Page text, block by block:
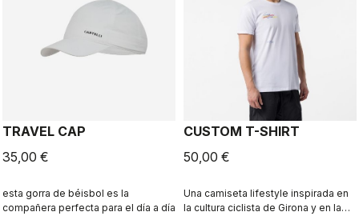
TRAVEL CAP
35,00 €
esta gorra de béisbol es la
compañera perfecta para el día a día
CUSTOM T-SHIRT
50,00 €
Una camiseta lifestyle inspirada en
la cultura ciclista de Girona y en la